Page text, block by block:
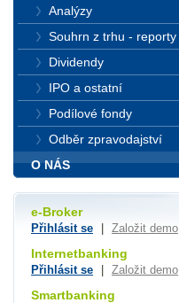
Analýzy
Souhrn z trhu - reporty
Dividendy
IPO a ostatní
Podílové fondy
Odběr zpravodajství
O NÁS
e-Broker
Přihlásit se Založit demo
Internetbanking
Přihlásit se Založit demo
Smartbanking